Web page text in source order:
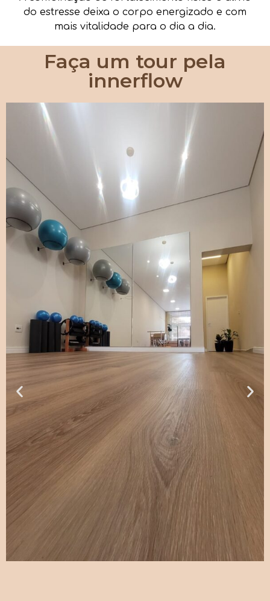
do estresse deixa o corpo energizado e com
mais vitalidade para o dia a dia.
Faça um tour pela
innerflow